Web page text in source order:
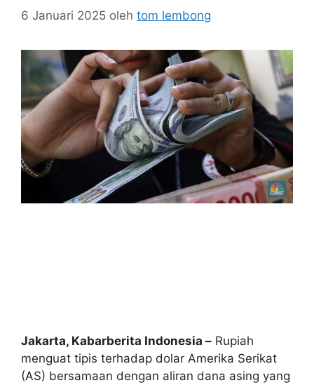
6 Januari 2025 oleh tom lembong
Jakarta, Kabarberita Indonesia – Rupiah
menguat tipis terhadap dolar Amerika Serikat
(AS) bersamaan dengan aliran dana asing yang